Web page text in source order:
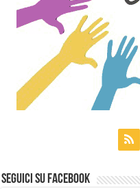
Seguici su Facebook